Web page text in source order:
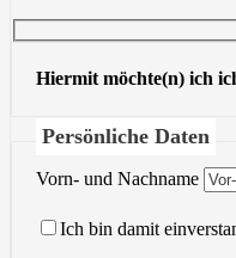
Hiermit möchte(n) ich
Persönliche Daten
Vorn- und Nachname
Ich bin damit